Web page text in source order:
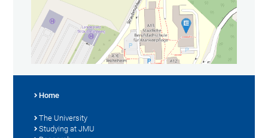
Home
The University
Studying at JMU